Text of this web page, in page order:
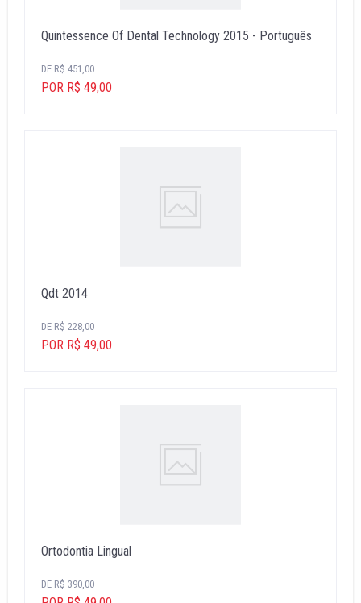
Quintessence Of Dental Technology 2015 - Português
DE R$ 451,00
POR R$ 49,00
Qdt 2014
DE R$ 228,00
POR R$ 49,00
Ortodontia Lingual
DE R$ 390,00